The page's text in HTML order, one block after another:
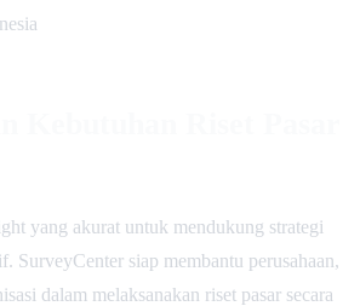
yang akurat untuk mendukung strategi
SurveyCenter siap membantu perusahaan,
dalam melaksanakan riset pasar secara